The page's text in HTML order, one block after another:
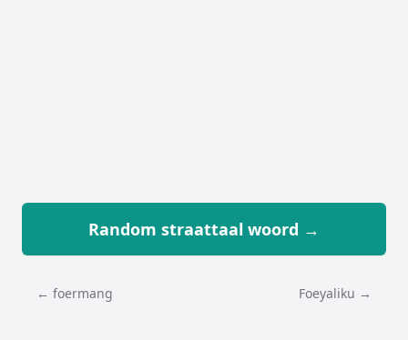
Random straattaal woord →
← foermang Foeyaliku →